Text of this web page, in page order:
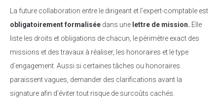
La future collaboration entre le dirigeant et l’expert-comptable est
obligatoirement formalisée dans une lettre de mission. Elle
liste les droits et obligations de chacun, le périmètre exact des
missions et des travaux à réaliser, les honoraires et le type
d’engagement. Aussi si certaines tâches ou honoraires
paraissent vagues, demander des clarifications avant la
signature afin d’éviter tout risque de surcoûts cachés.